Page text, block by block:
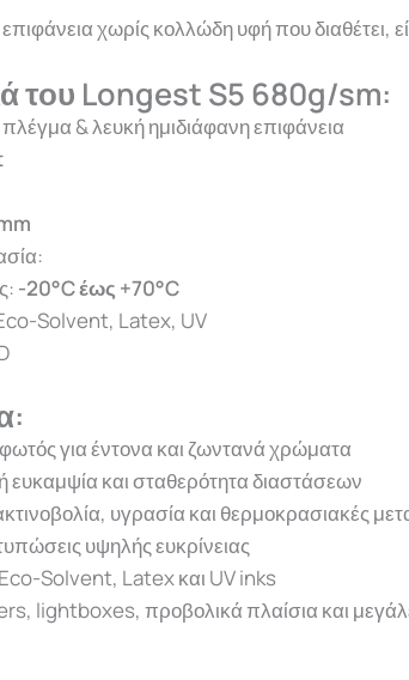
χωρίς κολλώδη υφή που διαθέτει,
του Longest S5 680g/sm:
& λευκή ημιδιάφανη επιφάνεια
-20°C έως +70°C
Solvent, Latex, UV
:
για έντονα και ζωντανά χρώματα
ευκαμψία και σταθερότητα διαστάσεων
υγρασία και θερμοκρασιακές
υψηλής ευκρίνειας
Solvent, Latex και UV inks
lightboxes, προβολικά πλαίσια και